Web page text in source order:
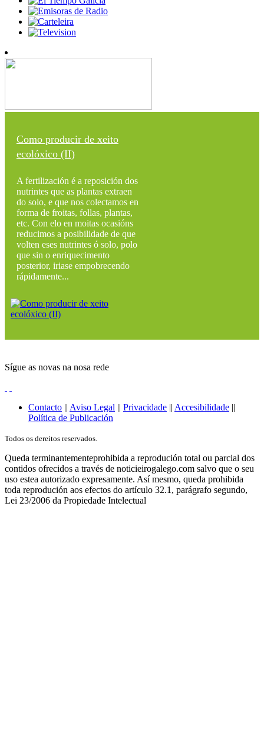
Como producir de xeito
ecolóxico (II)
A fertilización é a reposición dos
nutrintes que as plantas extraen
do solo, e que nos colectamos en
forma de froitas, follas, plantas,
etc. Con elo en moitas ocasións
reducimos a posibilidade de que
volten eses nutrintes ó solo, polo
que sin o enriquecimento
posterior, iriase empobrecendo
rápidamente...
Sígue as novas na nosa rede
Contacto || Aviso Legal || Privacidade || Accesibilidade ||
Política de Publicación
Todos os dereitos reservados.
Queda terminantementeprohibida a reprodución total ou parcial dos
contidos ofrecidos a través de noticieirogalego.com salvo que o seu
uso estea autorizado expresamente. Así mesmo, queda prohibida
toda reprodución aos efectos do artículo 32.1, parágrafo segundo,
Lei 23/2006 da Propiedade Intelectual